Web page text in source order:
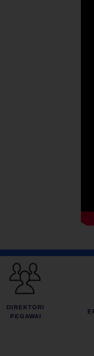
DIREKTORI
PEGAWAI